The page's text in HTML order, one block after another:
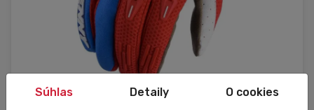
Súhlas Detaily O cookies